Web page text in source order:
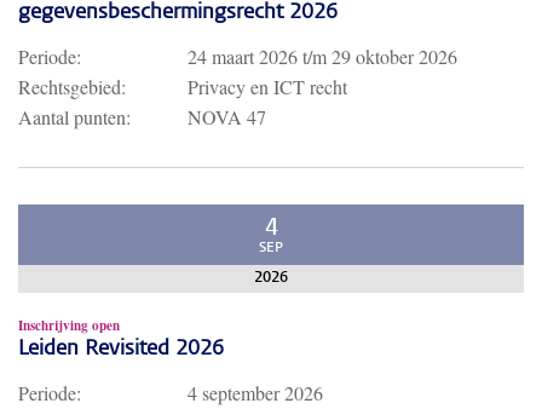
gegevensbeschermingsrecht 2026
Periode: 24 maart 2026t/m29 oktober 2026
Rechtsgebied:
Privacy en ICT recht
Aantal punten:
NOVA 47
4
SEP
2026
Inschrijving open
Leiden Revisited 2026
Periode:
4 september 2026